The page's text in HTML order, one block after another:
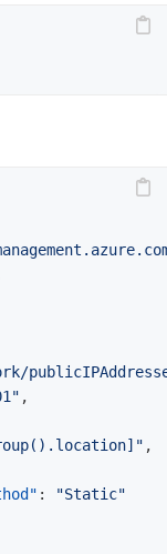
,
,
:
"Static"